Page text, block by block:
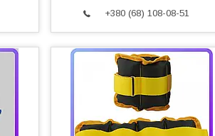
+380 (68) 108-08-51